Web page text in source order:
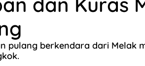
pulang berkendara dari Melak